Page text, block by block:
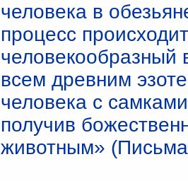
человека в
процесс
человекообразный
всем древним
человека с
получив
животным»